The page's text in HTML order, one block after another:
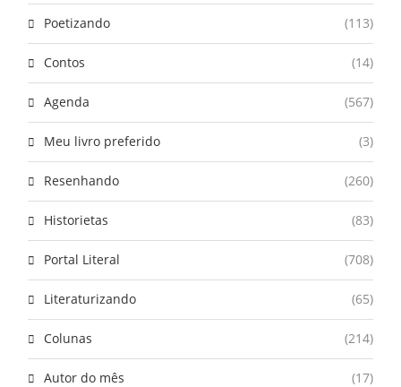
Poetizando (113)
Contos (14)
Agenda (567)
Meu livro preferido (3)
Resenhando (260)
Historietas (83)
Portal Literal (708)
Literaturizando (65)
Colunas (214)
Autor do mês (17)